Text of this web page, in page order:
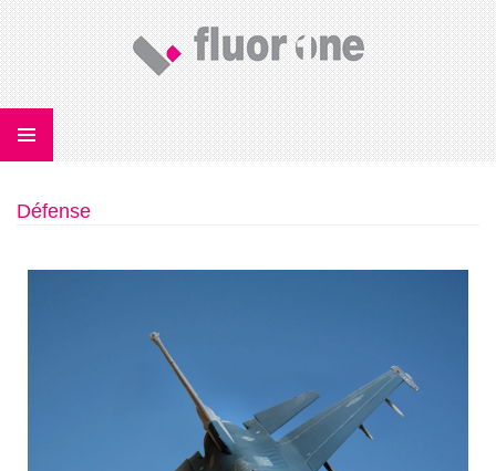
Défense